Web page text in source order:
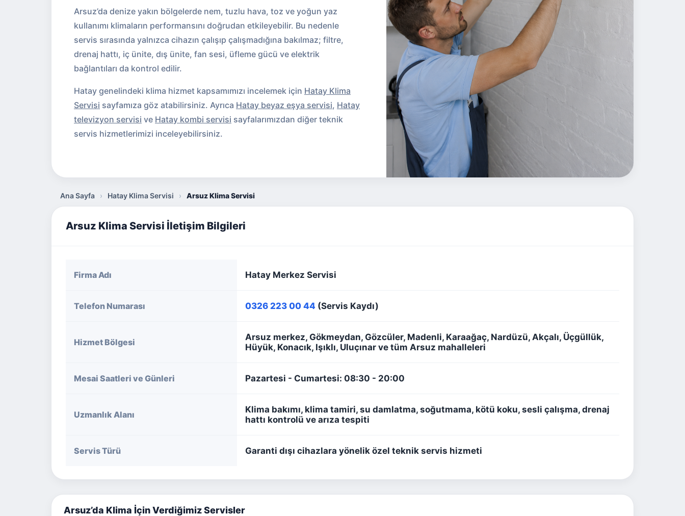
Arsuz’da denize yakın bölgelerde nem, tuzlu hava, toz ve yoğun yaz
kullanımı klimaların performansını doğrudan etkileyebilir. Bu nedenle
servis sırasında yalnızca cihazın çalışıp çalışmadığına bakılmaz; filtre,
drenaj hattı, iç ünite, dış ünite, fan sesi, üfleme gücü ve elektrik
bağlantıları da kontrol edilir.
Hatay genelindeki klima hizmet kapsamımızı incelemek için Hatay Klima
Servisi sayfamıza göz atabilirsiniz. Ayrıca Hatay beyaz eşya servisi, Hatay
televizyon servisi ve Hatay kombi servisi sayfalarımızdan diğer teknik
servis hizmetlerimizi inceleyebilirsiniz.
Ana Sayfa › Hatay Klima Servisi › Arsuz Klima Servisi
Arsuz Klima Servisi İletişim Bilgileri
Firma Adı Hatay Merkez Servisi
Telefon Numarası 0326 223 00 44 (Servis Kaydı)
Hizmet Bölgesi
Arsuz merkez, Gökmeydan, Gözcüler, Madenli, Karaağaç, Nardüzü, Akçalı, Üçgüllük,
Hüyük, Konacık, Işıklı, Uluçınar ve tüm Arsuz mahalleleri
Mesai Saatleri ve Günleri Pazartesi - Cumartesi: 08:30 - 20:00
Uzmanlık Alanı
Klima bakımı, klima tamiri, su damlatma, soğutmama, kötü koku, sesli çalışma, drenaj
hattı kontrolü ve arıza tespiti
Servis Türü Garanti dışı cihazlara yönelik özel teknik servis hizmeti
Arsuz’da Klima İçin Verdiğimiz Servisler